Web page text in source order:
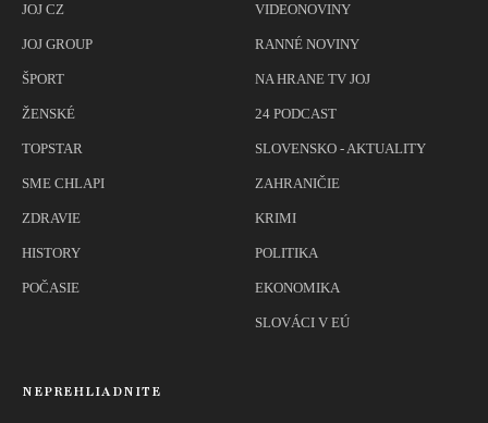
JOJ CZ
JOJ GROUP
ŠPORT
ŽENSKÉ
TOPSTAR
SME CHLAPI
ZDRAVIE
HISTORY
POČASIE
VIDEONOVINY
RANNÉ NOVINY
NA HRANE TV JOJ
24 PODCAST
SLOVENSKO - AKTUALITY
ZAHRANIČIE
KRIMI
POLITIKA
EKONOMIKA
SLOVÁCI V EÚ
NEPREHLIADNITE